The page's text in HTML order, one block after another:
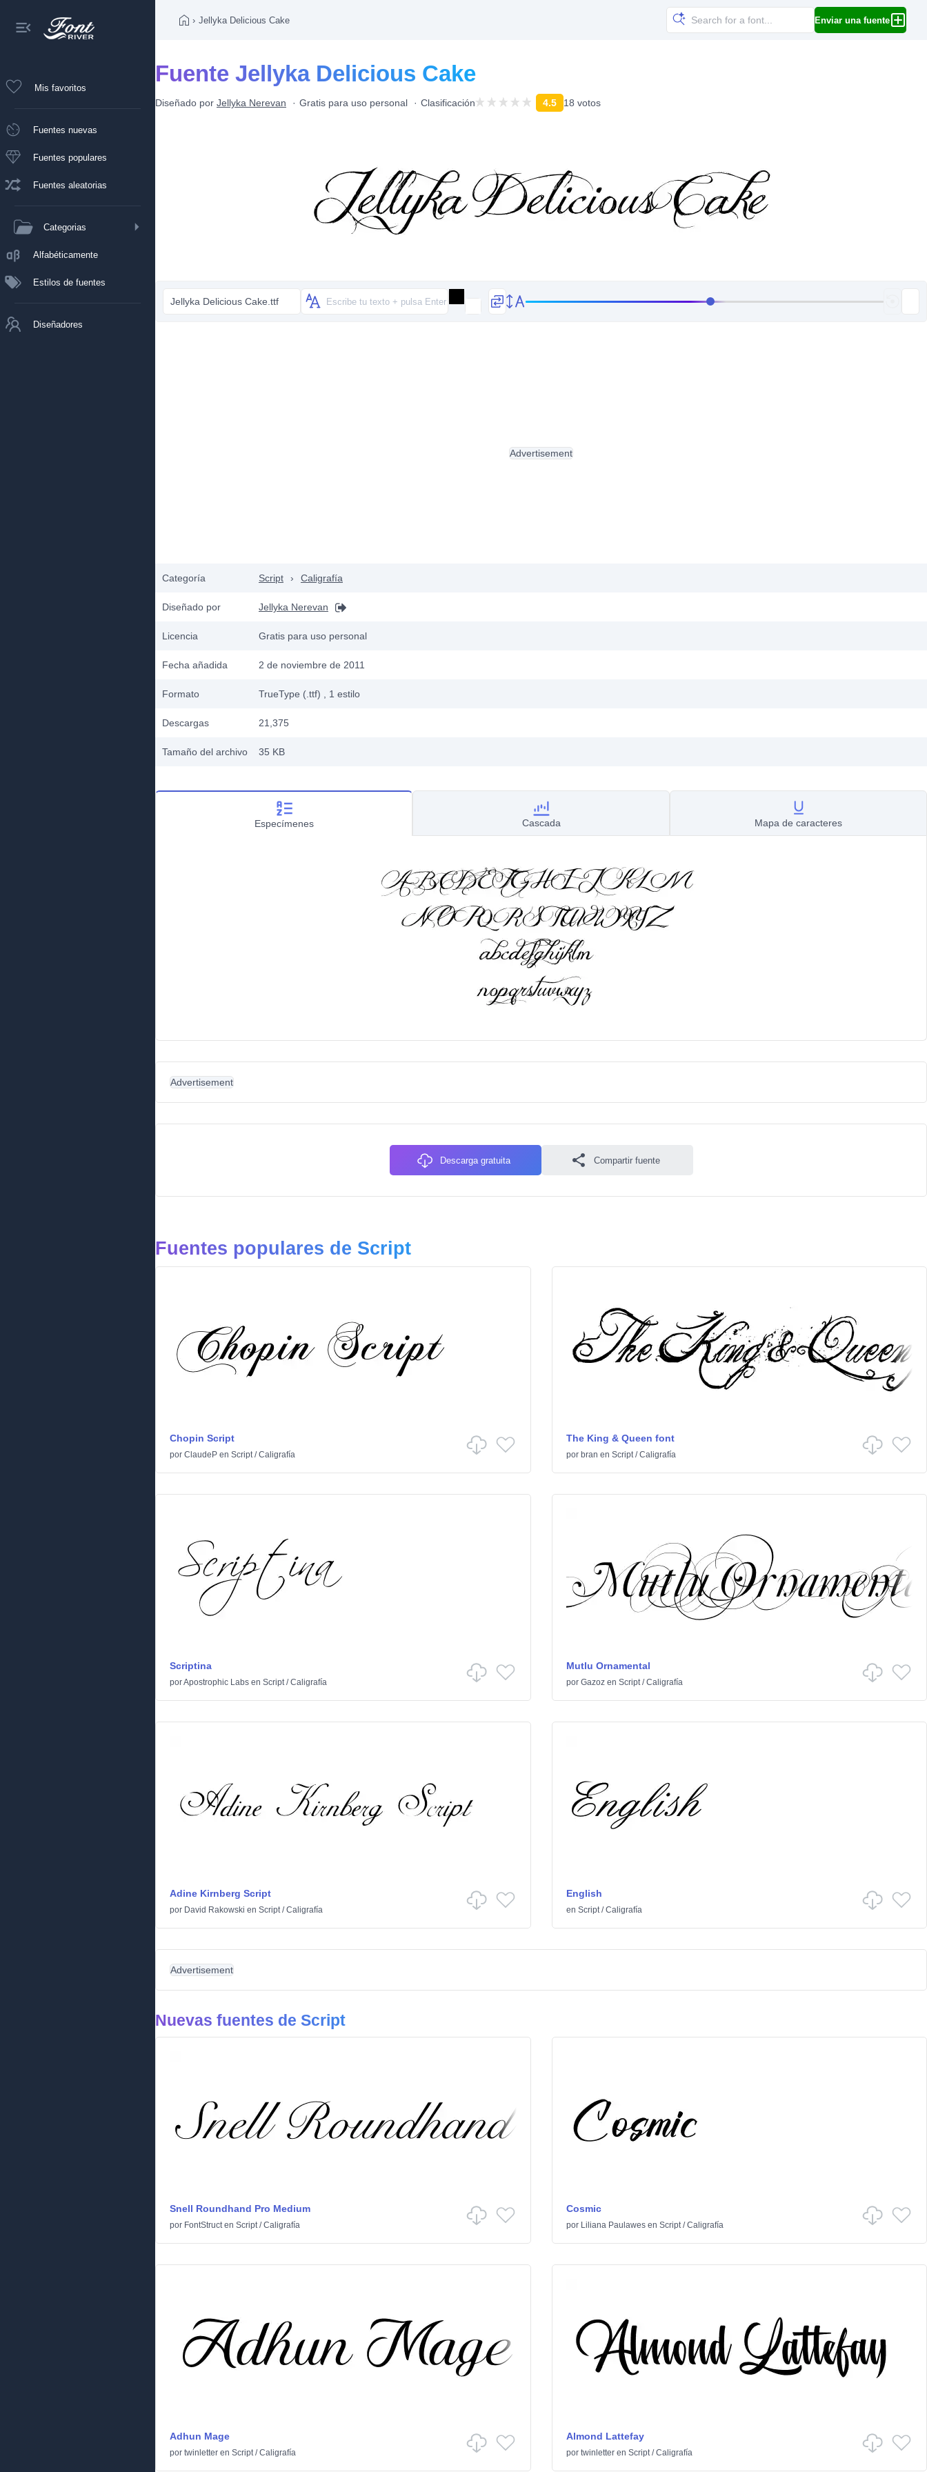
Mis favoritos
Fuentes nuevas
Fuentes populares
Fuentes aleatorias
Categorias
Alfabéticamente
Estilos de fuentes
Diseñadores
› Jellyka Delicious Cake Enviar una fuente
Fuente Jellyka Delicious Cake
Diseñado por Jellyka Nerevan Gratis para uso personal Clasificación 4.5 18 votos
Jellyka Delicious Cake.ttf
Categoría Script › Caligrafía
Diseñado por Jellyka Nerevan
Licencia Gratis para uso personal
Fecha añadida 2 de noviembre de 2011
Formato TrueType (.ttf) , 1 estilo
Descargas 21,375
Tamaño del archivo 35 KB
Advertisement
Especímenes Cascada Mapa de caracteres
Advertisement
Descarga gratuita Compartir fuente
Fuentes populares de Script
Chopin Script
por ClaudeP en Script/Caligrafía
The King & Queen font
por bran en Script/Caligrafía
Scriptina
porApostrophic Labs en Script/Caligrafía
Mutlu Ornamental
por Gazozen Script/Caligrafía
Adine Kirnberg Script
por David Rakowski en Script/Caligrafía
English
en Script/Caligrafía
Advertisement
Nuevas fuentes de Script
Snell Roundhand Pro Medium
por FontStructen Script/Caligrafía
Cosmic
por Liliana Paulawesen Script/Caligrafía
Adhun Mage
por twinletter en Script/Caligrafía
Almond Lattefay
por twinletteren Script/Caligrafía